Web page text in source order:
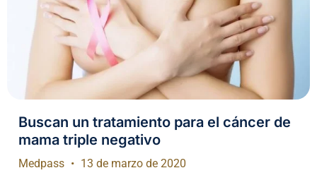
Buscan un tratamiento para el cáncer de
mama triple negativo
Medpass 13 de marzo de 2020